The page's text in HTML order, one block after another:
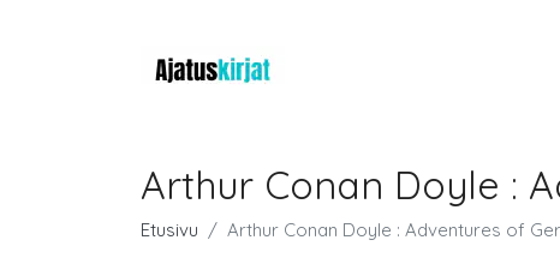
Arthur Conan Doyle :
Etusivu Arthur Conan Doyle : Adventures of